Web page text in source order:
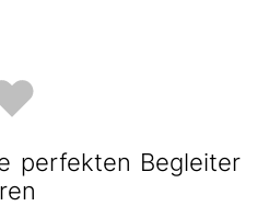
perfekten Begleiter